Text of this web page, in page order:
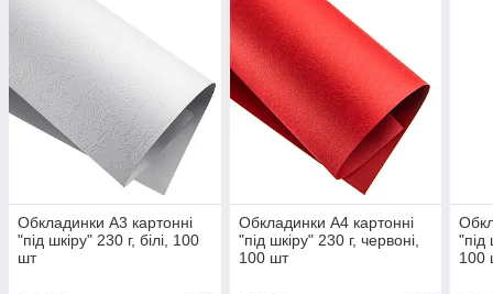
Обкладинки А3 картонні
"під шкіру" 230 г, білі, 100
шт
Обкладинки А4 картонні
"під шкіру" 230 г, червоні,
100 шт
"під
100